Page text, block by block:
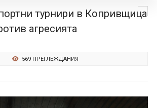
турнири в Копривщица
агресията
569 ПРЕГЛЕЖДАНИЯ